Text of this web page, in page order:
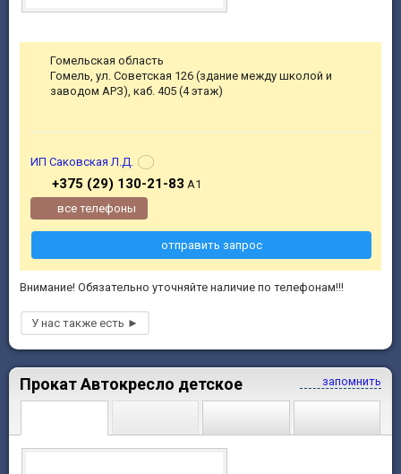
Внимание! Обязательно уточняйте наличие по телефонам!!!
Гомельская область
Гомель, ул. Советская 126 (здание между школой и
заводом АРЗ), каб. 405 (4 этаж)
ИП Саковская Л.Д.
+375 (29) 130-21-83 А1
все телефоны
отправить запрос
запомнить
Прокат Автокресло детское